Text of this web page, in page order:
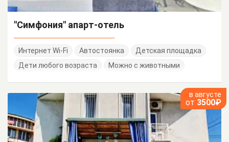
"Симфония" апарт-отель
Интернет Wi-Fi Автостоянка
Детская площадка
Дети любого возраста
Можно с животными
в августе
от 3500₽